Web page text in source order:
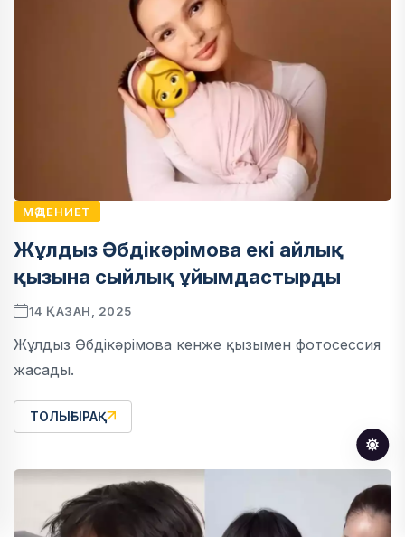
МӘДЕНИЕТ
Жұлдыз Әбдікәрімова екі айлық
қызына сыйлық ұйымдастырды
14 ҚАЗАН, 2025
Жұлдыз Әбдікәрімова кенже қызымен фотосессия
жасады.
ТОЛЫҒЫРАҚ